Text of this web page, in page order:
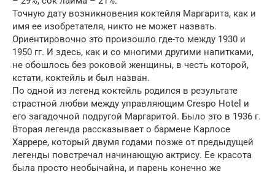
Точную дату возникновения коктейля Маргарита, как и
имя ее изобретателя, никто не может назвать.
Ориентировочно это произошло где-то между 1930 и
1950 гг. И здесь, как и со многими другими напитками,
не обошлось без роковой женщины, в честь которой,
кстати, коктейль и был назван.
По одной из легенд коктейль родился в результате
страстной любви между управляющим Crespo Hotel и
его загадочной подругой Маргаритой. Было это в 1936 г.
Вторая легенда рассказывает о бармене Карлосе
Харрере, который двумя годами позже от предыдущей
легенды повстречал начинающую актрису. Ее красота
была просто необычайна, и парень конечно же